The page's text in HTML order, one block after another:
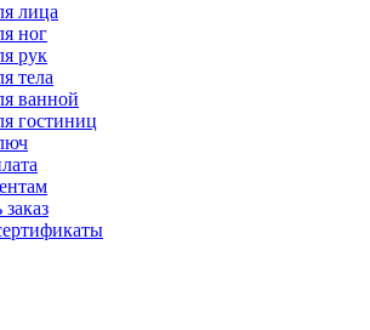
лица
ног
рук
тела
ванной
гостиниц